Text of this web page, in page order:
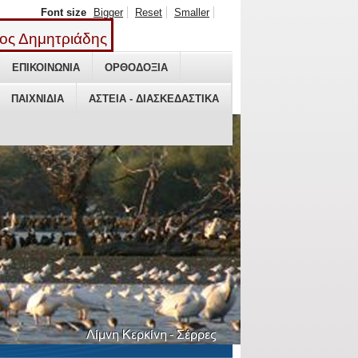
ΕΠΙΚΟΙΝΩΝΙΑ ΟΡΘΟΔΟΞΙΑ
ΠΑΙΧΝΙΔΙΑ ΑΣΤΕΙΑ - ΔΙΑΣΚΕΔΑΣΤΙΚΑ
ΕΠΙΚΟΙΝΩΝΙΑ ΟΡΘΟΔΟΞΙΑ
ΠΑΙΧΝΙΔΙΑ ΑΣΤΕΙΑ - ΔΙΑΣΚΕΔΑΣΤΙΚΑ
Font size Bigger Reset Smaller
Δημητριάδης